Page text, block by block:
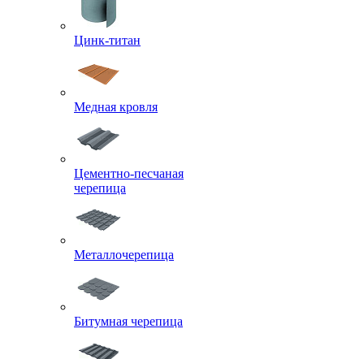
Цинк-титан
Медная кровля
Цементно-песчаная
черепица
Металлочерепица
Битумная черепица